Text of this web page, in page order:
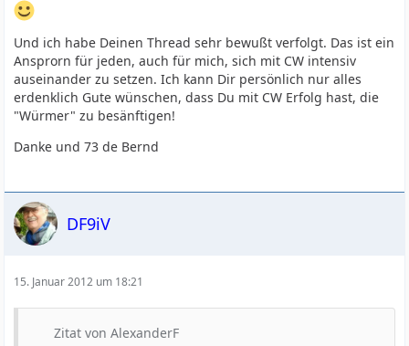
Und ich habe Deinen Thread sehr bewußt verfolgt. Das ist ein
Ansprorn für jeden, auch für mich, sich mit CW intensiv
auseinander zu setzen. Ich kann Dir persönlich nur alles
erdenklich Gute wünschen, dass Du mit CW Erfolg hast, die
"Würmer" zu besänftigen!
Danke und 73 de Bernd
DF9iV
15. Januar 2012 um 18:21
Zitat von AlexanderF